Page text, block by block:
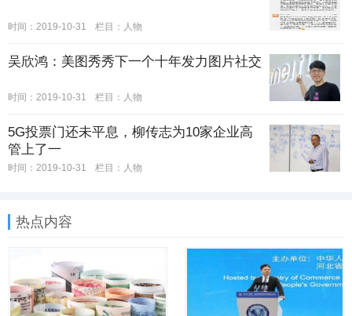
时间：2019-10-31 栏目： 人物
吴欣鸿：美图秀秀下一个十年发力图片社交
时间：2019-10-31 栏目： 人物
5G投票门还未平息，柳传志为10家企业高
管上了一
时间：2019-10-31 栏目： 人物
热点内容